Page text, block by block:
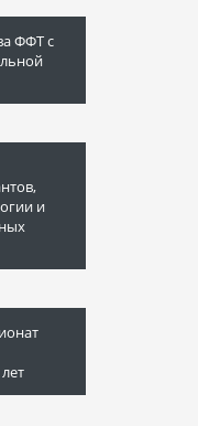
ФФТ с
и